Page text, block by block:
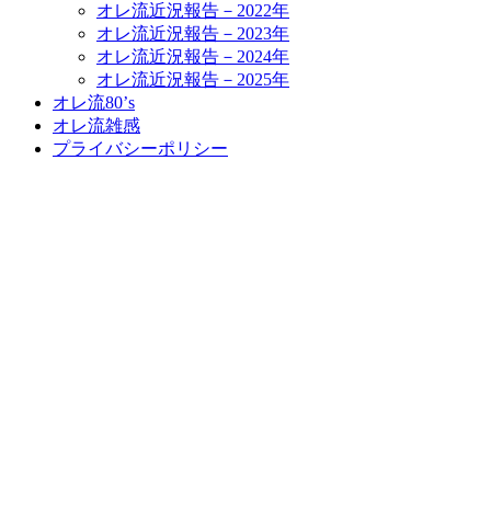
オレ流近況報告－2022年
オレ流近況報告－2023年
オレ流近況報告－2024年
オレ流近況報告－2025年
オレ流80’s
オレ流雑感
プライバシーポリシー